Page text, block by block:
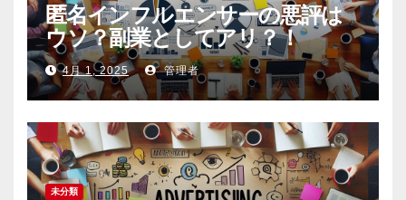
匿名インフルエンサーの悪評は
ウソ？副業としてアリ？！
4月 1, 2025 管理者
未分類